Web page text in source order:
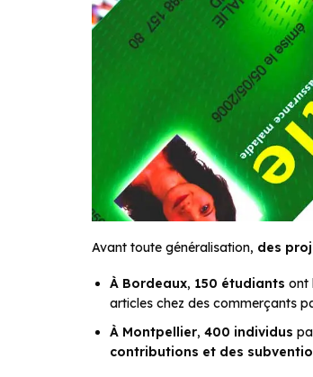
Avant toute généralisation, des
À Bordeaux, 150 étudiants ont
articles chez des commerçants
À Montpellier, 400 individus
contributions et des